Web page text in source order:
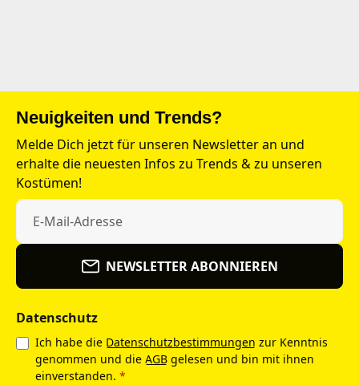
Neuigkeiten und Trends?
Melde Dich jetzt für unseren Newsletter an und
erhalte die neuesten Infos zu Trends & zu unseren
Kostümen!
NEWSLETTER ABONNIEREN
Datenschutz
Ich habe die Datenschutzbestimmungen zur Kenntnis
genommen und die AGB gelesen und bin mit ihnen
einverstanden. *